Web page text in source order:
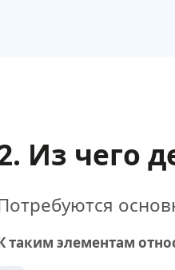
Из чего
таким элементам